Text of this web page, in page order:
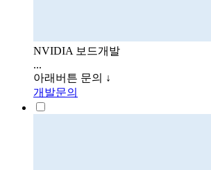
NVIDIA 보드개발
...
아래버튼 문의 ↓
개발문의